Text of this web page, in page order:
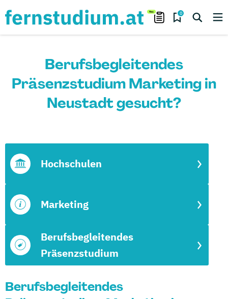
0
Berufsbegleitendes
Präsenzstudium Marketing in
Neustadt gesucht?
Berufsbegleitendes
Präsenzstudium
Marketing
Hochschulen
Berufsbegleitendes